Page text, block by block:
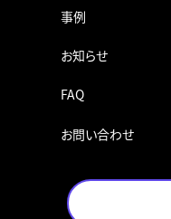
事例
お知らせ
FAQ
お問い合わせ